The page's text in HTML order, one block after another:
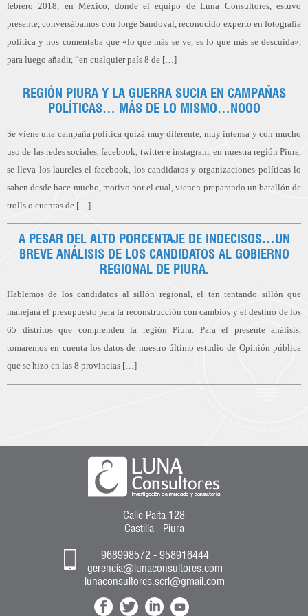
febrero 2018, en México, donde el equipo de Luna Consultores, estuvo
presente, conversábamos con Jorge Sandoval, reconocido experto en fotografía
política y nos comentaba que «lo que más se ve, es lo que más se descuida»,
para luego añadir, “en cualquier país 8 de […]
REGIÓN PIURA Y LA GUERRA SUCIA EN CAMPAÑAS
POLÍTICAS… MÁS DE LO MISMO…NOOO
Se viene una campaña política quizá muy diferente, muy intensa y con mucho
uso de las redes sociales, facebook, twitter e instagram, en nuestra región Piura,
se lleva los laureles el facebook, los candidatos y organizaciones políticas lo
saben desde hace mucho, motivo por el cual, vienen preparando un batallón de
trolls o cuentas de […]
A PESAR DEL ALTO PORCENTAJE DE INDECISOS…UN
BREVE ANÁLISIS DE LOS CANDIDATOS AL GOBIERNO
REGIONAL DE PIURA.
Hablemos de los candidatos al sillón regional, el tan tentando sillón que
manejará el presupuesto para la reconstrucción con cambios y el destino de los
65 distritos que comprenden la región Piura. Para el presente análisis,
tomaremos en cuenta los datos de nuestro último estudio de Opinión pública
que se hizo en las 8 provincias […]
Calle Paita 128
Castilla - Piura
968998572 - 958916444
gerencia@lunaconsultores.com
lunaconsultores.scrl@gmail.com